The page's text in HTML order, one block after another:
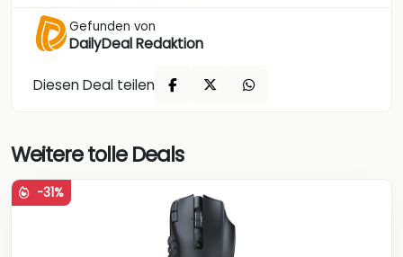
Gefunden von
DailyDeal Redaktion
Diesen Deal teilen
Weitere tolle Deals
-31%